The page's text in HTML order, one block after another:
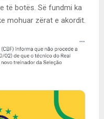
të botës. Së fundmi ka
mohuar zërat e akordit.